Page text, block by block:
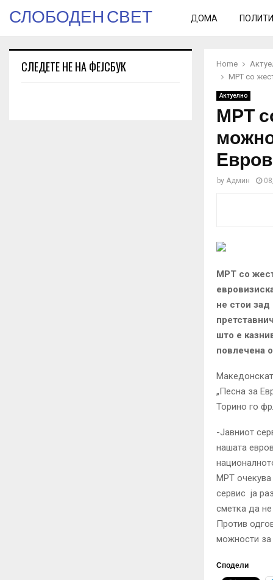
СЛОБОДЕН СВЕТ ДОМА
Home
МРТ со
Актуелно
МРТ
by Админ
МРТ со
не стои
што е
повлечена
„Песна за
Торино го
-Јавниот
нашата
МРТ очекува
сервис ја
сметка да
Против
можности за
Сподели
СЛЕДЕТЕ НЕ НА ФЕЈСБУК